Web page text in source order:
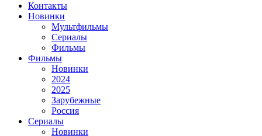
Контакты
Новинки
Мультфильмы
Сериалы
Фильмы
Фильмы
Новинки
2024
2025
Зарубежные
Россия
Сериалы
Новинки